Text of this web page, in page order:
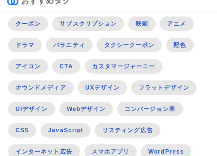
クーポン サブスクリプション 映画 アニメ
ドラマ バラエティ タクシークーポン 配色
アイコン CTA カスタマージャーニー
オウンドメディア UXデザイン フラットデザイン
UIデザイン Webデザイン コンバージョン率
CSS JavaScript リスティング広告
インターネット広告 スマホアプリ WordPress